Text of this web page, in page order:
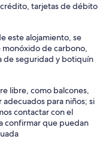
tarjetas de débito
este alojamiento, se
de carbono,
de seguridad y botiquín
libre, como balcones,
para niños; si
contactar con el
confirmar que puedan